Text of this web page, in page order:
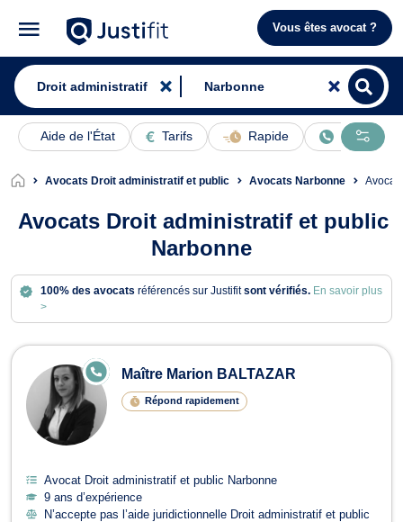
Vous êtes avocat ?
Aide de l'État Tarifs Rapide En ligne
Avocats Droit administratif et public Avocats Narbonne
Avocats Droit administratif et public
Narbonne
100% des avocats référencés sur Justifitsont vérifiés. En savoir plus
>
Avocats en Droit administratif et
Maître Marion BALTAZAR
Répond rapidement
E
N
G
N
E
Avocat Droit administratif et public Narbonne
9 ans d’expérience
N’accepte pas l’aide juridictionnelle Droit administratif et public